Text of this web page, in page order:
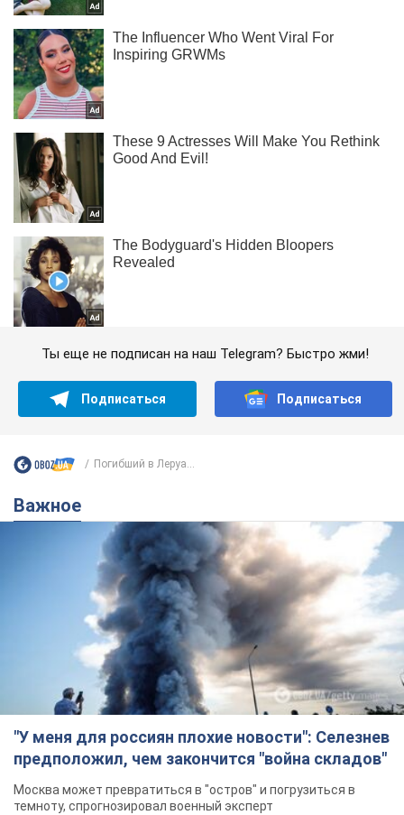
Ты еще не подписан на наш Telegram? Быстро жми!
Подписаться Подписаться
Погибший в Леруа...
Важное
"У меня для россиян плохие новости": Селезнев
предположил, чем закончится "война складов"
Москва может превратиться в "остров" и погрузиться в
темноту, спрогнозировал военный эксперт